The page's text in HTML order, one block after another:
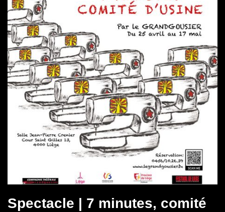
Spectacle | 7 minutes, comité